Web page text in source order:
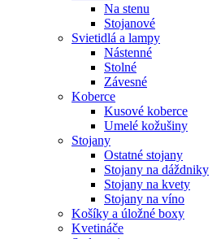
Na stenu
Stojanové
Svietidlá a lampy
Nástenné
Stolné
Závesné
Koberce
Kusové koberce
Umelé kožušiny
Stojany
Ostatné stojany
Stojany na dáždniky
Stojany na kvety
Stojany na víno
Košíky a úložné boxy
Kvetináče